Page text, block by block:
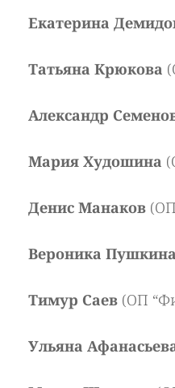
Екатерина
Татьяна Крюкова
Александр
Мария Худошина
Денис Манаков
Вероника Пушкина
Тимур Саев(ОП
Ульяна